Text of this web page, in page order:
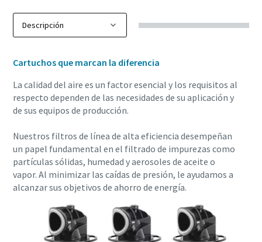
Cartuchos que marcan la diferencia
La calidad del aire es un factor esencial y los requisitos al
respecto dependen de las necesidades de su aplicación y
de sus equipos de producción.
Nuestros filtros de línea de alta eficiencia desempeñan
un papel fundamental en el filtrado de impurezas como
partículas sólidas, humedad y aerosoles de aceite o
vapor. Al minimizar las caídas de presión, le ayudamos a
alcanzar sus objetivos de ahorro de energía.